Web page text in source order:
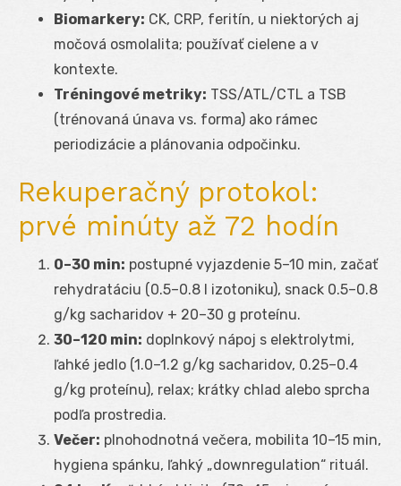
Biomarkery: CK, CRP, feritín, u niektorých aj
močová osmolalita; používať cielene a v
kontexte.
Tréningové metriky: TSS/ATL/CTL a TSB
(trénovaná únava vs. forma) ako rámec
periodizácie a plánovania odpočinku.
Rekuperačný protokol:
prvé minúty až 72 hodín
0–30 min: postupné vyjazdenie 5–10 min, začať
rehydratáciu (0.5–0.8 l izotoniku), snack 0.5–0.8
g/kg sacharidov + 20–30 g proteínu.
30–120 min: doplnkový nápoj s elektrolytmi,
ľahké jedlo (1.0–1.2 g/kg sacharidov, 0.25–0.4
g/kg proteínu), relax; krátky chlad alebo sprcha
podľa prostredia.
Večer: plnohodnotná večera, mobilita 10–15 min,
hygiena spánku, ľahký „downregulation“ rituál.